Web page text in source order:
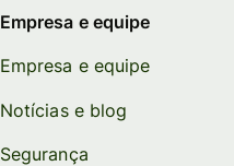
Empresa e equipe
Empresa e equipe
Notícias e blog
Segurança